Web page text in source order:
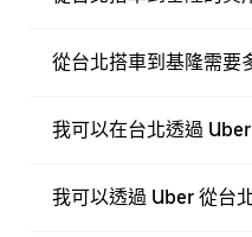
從台北搭車到基隆需要
我可以在台北透過
我可以透過 Uber 從台